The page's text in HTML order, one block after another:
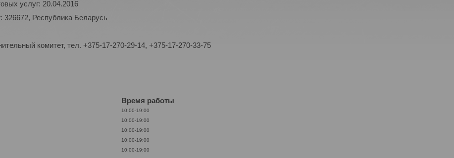
услуг: 20.04.2016
326672, Республика Беларусь
комитет, тел. +375-17-270-29-14, +375-17-270-33-75
Время работы
10:00-19:00
10:00-19:00
10:00-19:00
10:00-19:00
10:00-19:00